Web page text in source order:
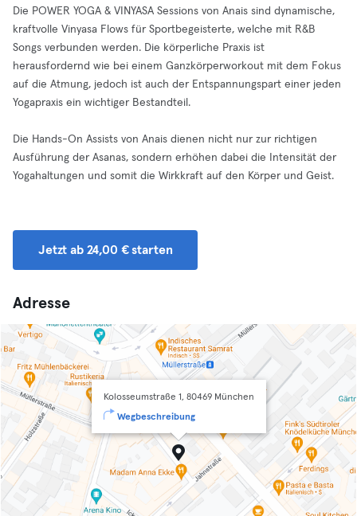
Die POWER YOGA & VINYASA Sessions von Anais sind dynamische,
kraftvolle Vinyasa Flows für Sportbegeisterte, welche mit R&B
Songs verbunden werden. Die körperliche Praxis ist
herausfordernd wie bei einem Ganzkörperworkout mit dem Fokus
auf die Atmung, jedoch ist auch der Entspannungspart einer jeden
Yogapraxis ein wichtiger Bestandteil.
Die Hands-On Assists von Anais dienen nicht nur zur richtigen
Ausführung der Asanas, sondern erhöhen dabei die Intensität der
Yogahaltungen und somit die Wirkkraft auf den Körper und Geist.
Jetzt ab 24,00 € starten
Adresse
Kolosseumstraße 1, 80469 München
Wegbeschreibung